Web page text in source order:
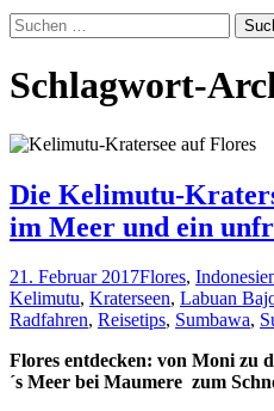
Suchen
nach:
Schlagwort-
Die Kelimutu-
im Meer und ein
21. Februar 2017Flores,
Kelimutu, Kraterseen, Labuan
Radfahren, Reisetips, Sumbawa,
Flores entdecken: von Moni zu
´s Meer bei Maumere zum